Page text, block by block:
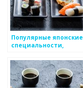
Популярные японские
специальности,
ресторанах